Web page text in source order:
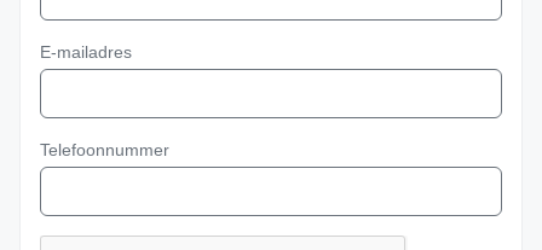
E-mailadres
Telefoonnummer